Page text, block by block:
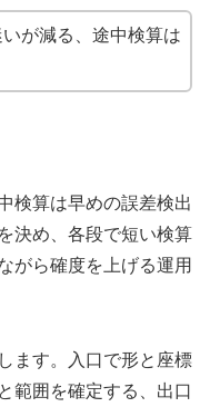
が減る、途中検算は
検算は早めの誤差検出
決め、各段で短い検算
がら確度を上げる運用
ます。入口で形と座標
範囲を確定する、出口